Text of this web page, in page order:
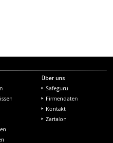
Über uns
Safeguru
Firmendaten
Kontakt
Zartalon